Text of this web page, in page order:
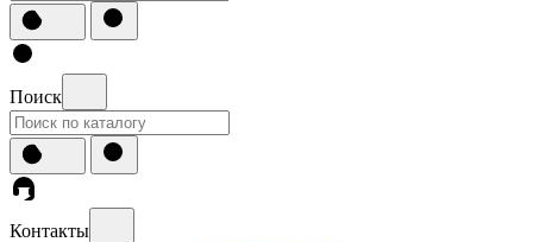
Поиск
Контакты